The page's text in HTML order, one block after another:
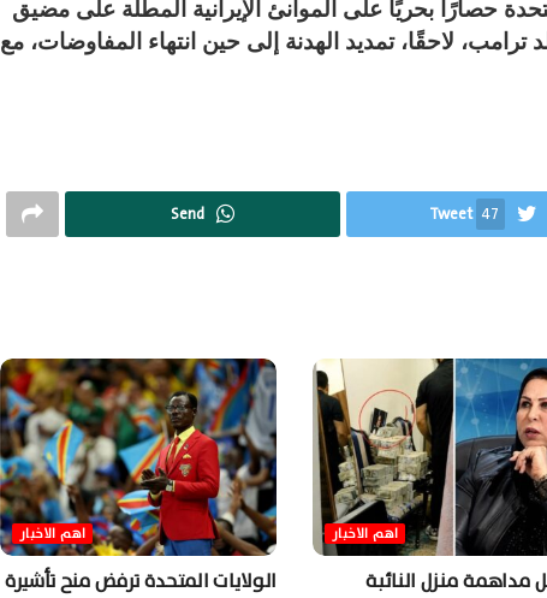
حصارًا بحريًا على الموانئ الإيرانية المطلة على مضيق
ترامب، لاحقًا، تمديد الهدنة إلى حين انتهاء المفاوضات، مع
Tweet 47
Send
اهم الاخبار
مداهمة منزل النائبة
اهم الاخبار
الولايات المتحدة ترفض منح تأشيرة